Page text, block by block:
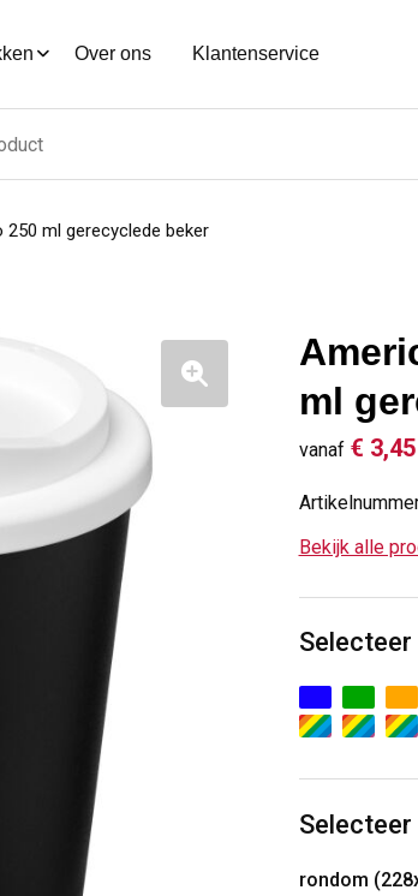
Over ons Klantenservice
ml gerecyclede beker
ml
vanaf € 3,45
Bekijk alle
Selecteer
Selecteer
rondom